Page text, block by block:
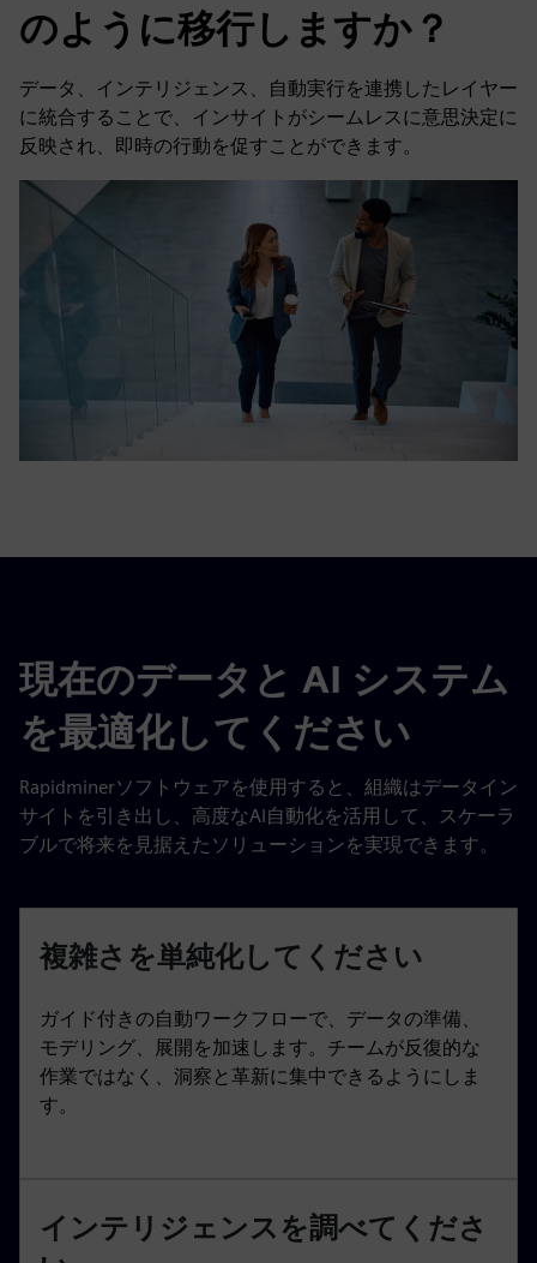
のように移行しますか？
データ、インテリジェンス、自動実行を連携したレイヤー
に統合することで、インサイトがシームレスに意思決定に
反映され、即時の行動を促すことができます。
現在のデータと AI システム
を最適化してください
Rapidminerソフトウェアを使用すると、組織はデータイン
サイトを引き出し、高度なAI自動化を活用して、スケーラ
ブルで将来を見据えたソリューションを実現できます。
複雑さを単純化してください
ガイド付きの自動ワークフローで、データの準備、
モデリング、展開を加速します。チームが反復的な
作業ではなく、洞察と革新に集中できるようにしま
す。
インテリジェンスを調べてくださ